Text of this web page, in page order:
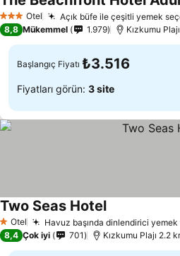
3 YıldızOtel Açık büfe ile çeşitli yemek
8,8 Mükemmel 1.979 Kızkumu
Başlangıç Fiyatı ₺3.516
Fiyatları görün: 3 site
1 Yıldız
Otel Havuz başında dinlendirici
Two Seas Hotel
8,4 Çok iyi 701 Kızkumu Plajı 2.2